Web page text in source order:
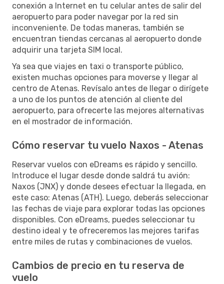
conexión a Internet en tu celular antes de salir del
aeropuerto para poder navegar por la red sin
inconveniente. De todas maneras, también se
encuentran tiendas cercanas al aeropuerto donde
adquirir una tarjeta SIM local.
Ya sea que viajes en taxi o transporte público,
existen muchas opciones para moverse y llegar al
centro de Atenas. Revísalo antes de llegar o dirígete
a uno de los puntos de atención al cliente del
aeropuerto, para ofrecerte las mejores alternativas
en el mostrador de información.
Cómo reservar tu vuelo Naxos - Atenas
Reservar vuelos con eDreams es rápido y sencillo.
Introduce el lugar desde donde saldrá tu avión:
Naxos (JNX) y donde desees efectuar la llegada, en
este caso: Atenas (ATH). Luego, deberás seleccionar
las fechas de viaje para explorar todas las opciones
disponibles. Con eDreams, puedes seleccionar tu
destino ideal y te ofreceremos las mejores tarifas
entre miles de rutas y combinaciones de vuelos.
Cambios de precio en tu reserva de
vuelo